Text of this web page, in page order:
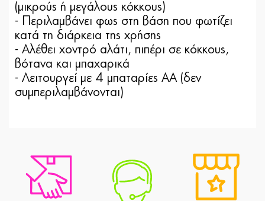
(µικρούς ή µεγάλους κόκκους)
- Περιλαµβάνει φως στη βάση που φωτίζει
κατά τη διάρκεια της χρήσης
- Αλέθει χοντρό αλάτι, πιπέρι σε κόκκους,
βότανα και µπαχαρικά
- Λειτουργεί µε 4 µπαταρίες ΑΑ (δεν
συµπεριλαµβάνονται)